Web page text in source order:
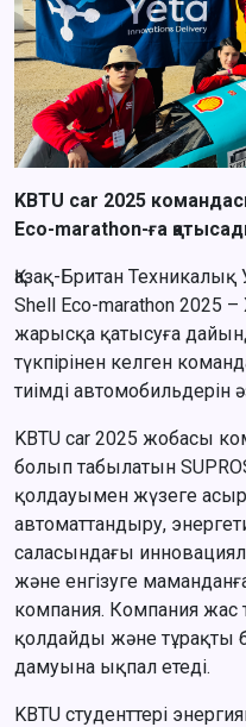
KBTU car 2025
Eco-marathon-ға
Қазақ-Британ Техникалық
Shell Eco-marathon 2025
жарысқа қатысуға
түкпірінен келген
тиімді автомобильдерін
KBTU car 2025 жобасы
болып табылатын
қолдауымен жүзеге
автоматтандыру,
саласындағы
және енгізуге
компания. Компания жас
қолдайды және тұрақты
дамуына ықпал етеді.
KBTU студенттері